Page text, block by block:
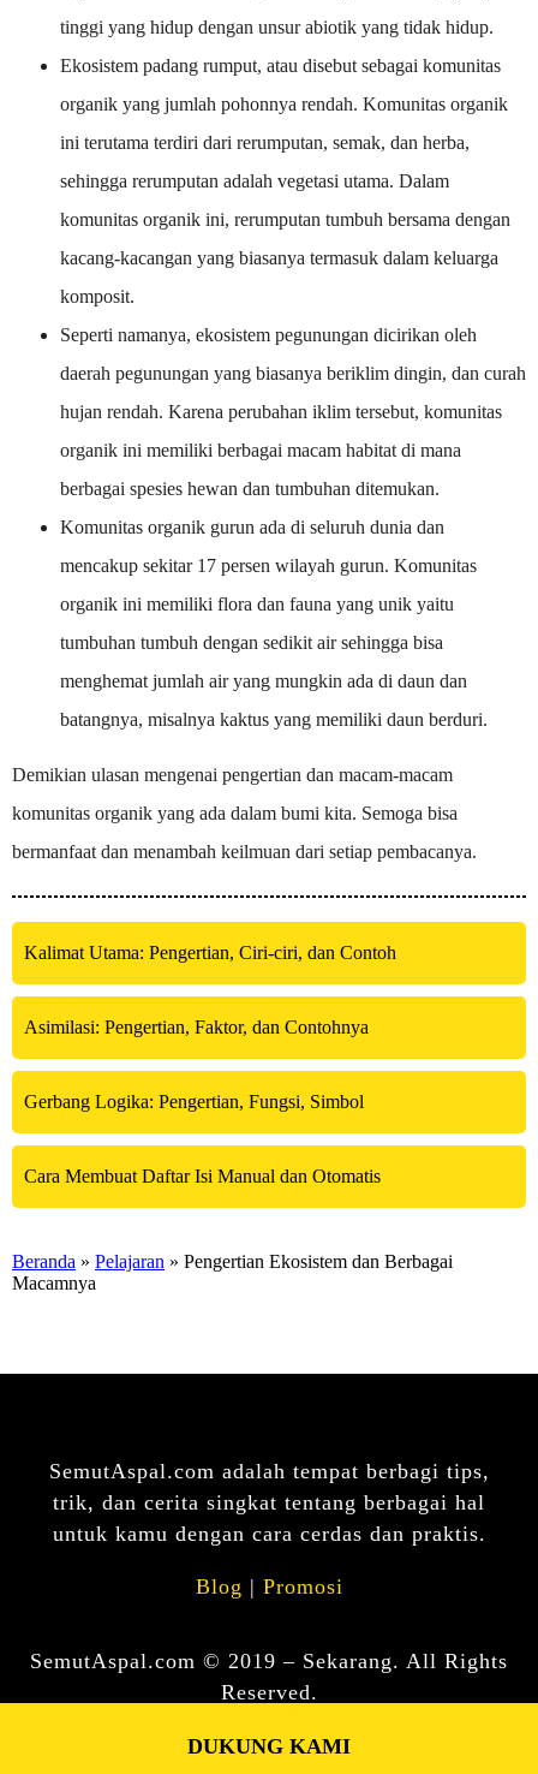
tinggi yang hidup dengan unsur abiotik yang tidak hidup.
Ekosistem padang rumput, atau disebut sebagai komunitas
organik yang jumlah pohonnya rendah. Komunitas organik
ini terutama terdiri dari rerumputan, semak, dan herba,
sehingga rerumputan adalah vegetasi utama. Dalam
komunitas organik ini, rerumputan tumbuh bersama dengan
kacang-kacangan yang biasanya termasuk dalam keluarga
komposit.
Seperti namanya, ekosistem pegunungan dicirikan oleh
daerah pegunungan yang biasanya beriklim dingin, dan curah
hujan rendah. Karena perubahan iklim tersebut, komunitas
organik ini memiliki berbagai macam habitat di mana
berbagai spesies hewan dan tumbuhan ditemukan.
Komunitas organik gurun ada di seluruh dunia dan
mencakup sekitar 17 persen wilayah gurun. Komunitas
organik ini memiliki flora dan fauna yang unik yaitu
tumbuhan tumbuh dengan sedikit air sehingga bisa
menghemat jumlah air yang mungkin ada di daun dan
batangnya, misalnya kaktus yang memiliki daun berduri.
Demikian ulasan mengenai pengertian dan macam-macam
komunitas organik yang ada dalam bumi kita. Semoga bisa
bermanfaat dan menambah keilmuan dari setiap pembacanya.
Kalimat Utama: Pengertian, Ciri-ciri, dan Contoh
Asimilasi: Pengertian, Faktor, dan Contohnya
Gerbang Logika: Pengertian, Fungsi, Simbol
Cara Membuat Daftar Isi Manual dan Otomatis
Beranda » Pelajaran » Pengertian Ekosistem dan Berbagai
Macamnya
SemutAspal.com adalah tempat berbagi tips,
trik, dan cerita singkat tentang berbagai hal
untuk kamu dengan cara cerdas dan praktis.
Blog | Promosi
SemutAspal.com © 2019 – Sekarang. All Rights
Reserved.
DUKUNG KAMI